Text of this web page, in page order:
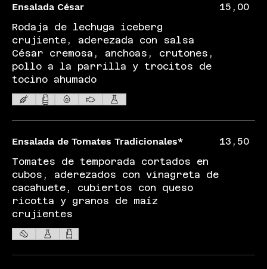
Ensalada César
Rodaja de lechuga iceberg
crujiente, aderezada con salsa
César cremosa, anchoas, crutones,
pollo a la parrilla y trocitos de
tocino ahumado
15,00
Ensalada de Tomates Tradicionales*
Tomates de temporada cortados en
cubos, aderezados con vinagreta de
cacahuete, cubiertos con queso
ricotta y granos de maíz
crujientes
13,50